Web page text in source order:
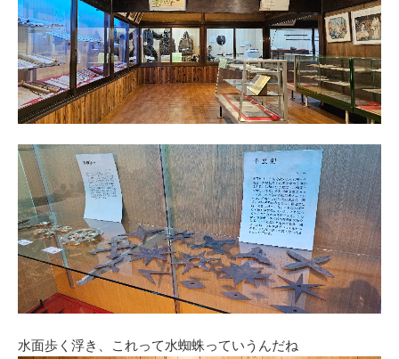
水面歩く浮き、これって水蜘蛛っていうんだね